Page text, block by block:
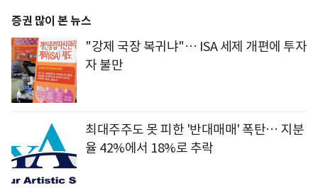
증권 많이 본 뉴스
"강제 국장 복귀냐"… ISA 세제 개편에 투자
자 불만
최대주주도 못 피한 '반대매매' 폭탄… 지분
율 42%에서 18%로 추락